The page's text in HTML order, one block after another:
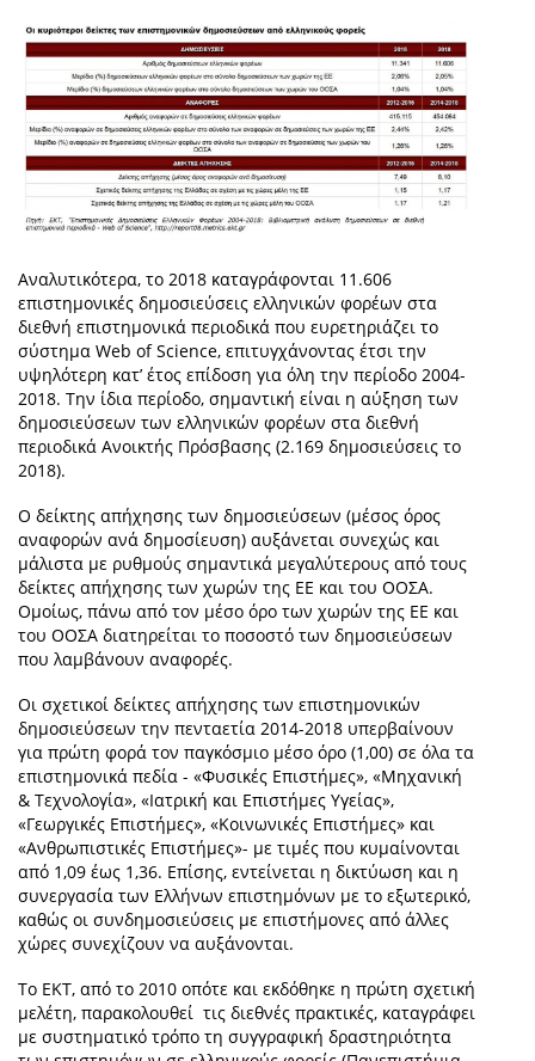
Αναλυτικότερα, το 2018 καταγράφονται 11.606
επιστημονικές δημοσιεύσεις ελληνικών φορέων στα
διεθνή επιστημονικά περιοδικά που ευρετηριάζει το
σύστημα Web of Science, επιτυγχάνοντας έτσι την
υψηλότερη κατ’ έτος επίδοση για όλη την περίοδο 2004-
2018. Την ίδια περίοδο, σημαντική είναι η αύξηση των
δημοσιεύσεων των ελληνικών φορέων στα διεθνή
περιοδικά Ανοικτής Πρόσβασης (2.169 δημοσιεύσεις το
2018).
Ο δείκτης απήχησης των δημοσιεύσεων (μέσος όρος
αναφορών ανά δημοσίευση) αυξάνεται συνεχώς και
μάλιστα με ρυθμούς σημαντικά μεγαλύτερους από τους
δείκτες απήχησης των χωρών της ΕΕ και του ΟΟΣΑ.
Ομοίως, πάνω από τον μέσο όρο των χωρών της ΕΕ και
του ΟΟΣΑ διατηρείται το ποσοστό των δημοσιεύσεων
που λαμβάνουν αναφορές.
Οι σχετικοί δείκτες απήχησης των επιστημονικών
δημοσιεύσεων την πενταετία 2014-2018 υπερβαίνουν
για πρώτη φορά τον παγκόσμιο μέσο όρο (1,00) σε όλα τα
επιστημονικά πεδία - «Φυσικές Επιστήμες», «Μηχανική
& Τεχνολογία», «Ιατρική και Επιστήμες Υγείας»,
«Γεωργικές Επιστήμες», «Κοινωνικές Επιστήμες» και
«Ανθρωπιστικές Επιστήμες»- με τιμές που κυμαίνονται
από 1,09 έως 1,36. Επίσης, εντείνεται η δικτύωση και η
συνεργασία των Ελλήνων επιστημόνων με το εξωτερικό,
καθώς οι συνδημοσιεύσεις με επιστήμονες από άλλες
χώρες συνεχίζουν να αυξάνονται.
Το ΕΚΤ, από το 2010 οπότε και εκδόθηκε η πρώτη σχετική
μελέτη, παρακολουθεί τις διεθνές πρακτικές, καταγράφει
με συστηματικό τρόπο τη συγγραφική δραστηριότητα